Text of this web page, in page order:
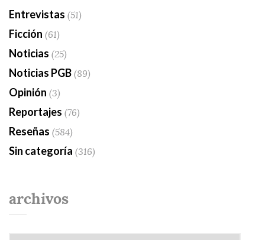
Entrevistas (51)
Ficción (61)
Noticias (25)
Noticias PGB(89)
Opinión (3)
Reportajes (76)
Reseñas (584)
Sin categoría (316)
archivos